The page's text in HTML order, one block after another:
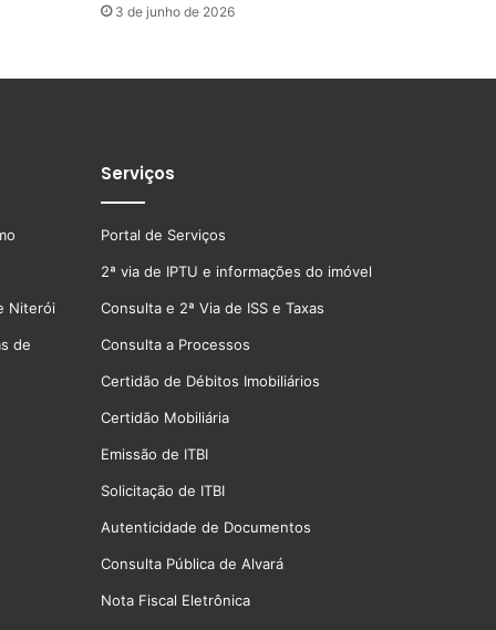
3 de junho de 2026
Niterói
de
Serviços
Portal de Serviços
2ª via de IPTU e informações do imóvel
Consulta e 2ª Via de ISS e Taxas
Consulta a Processos
Certidão de Débitos Imobiliários
Certidão Mobiliária
Emissão de ITBI
Solicitação de ITBI
Autenticidade de Documentos
Consulta Pública de Alvará
Nota Fiscal Eletrônica